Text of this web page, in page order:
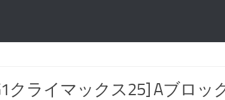
クライマックス25] Aブロッ